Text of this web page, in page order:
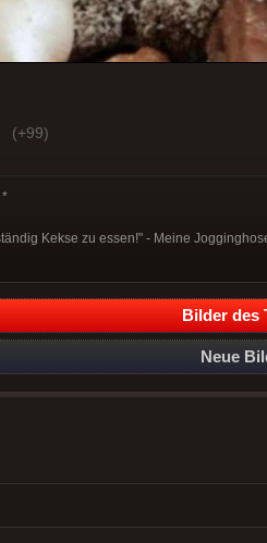
(+99)
Kekse zu essen!" - Meine
Bilder des
Neue